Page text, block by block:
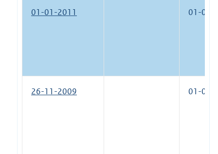
01-01-2011 01-01-
26-11-2009 01-01-